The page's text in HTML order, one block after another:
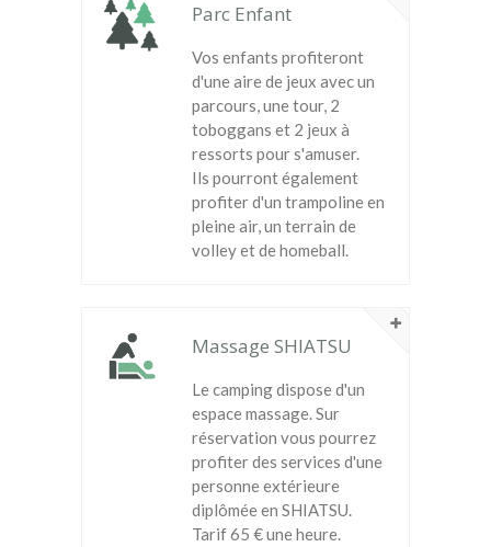
Parc Enfant
Vos enfants profiteront
d'une aire de jeux avec un
parcours, une tour, 2
toboggans et 2 jeux à
ressorts pour s'amuser.
Ils pourront également
profiter d'un trampoline en
pleine air, un terrain de
volley et de homeball.
Massage SHIATSU
Le camping dispose d'un
espace massage. Sur
réservation vous pourrez
profiter des services d'une
personne extérieure
diplômée en SHIATSU.
Tarif 65 € une heure.